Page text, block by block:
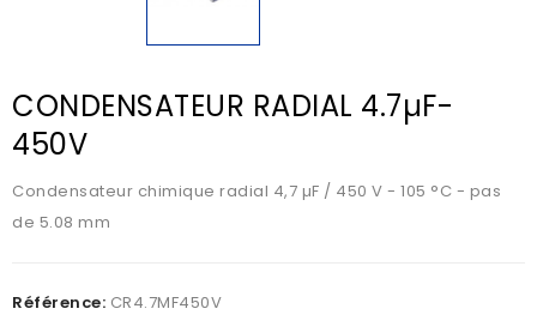
CONDENSATEUR RADIAL 4.7µF-
450V
Condensateur chimique radial 4,7 µF / 450 V - 105 °C - pas
de 5.08 mm
Référence: CR4.7MF450V